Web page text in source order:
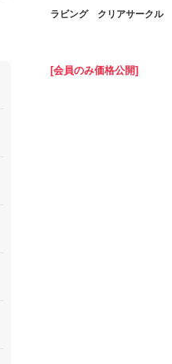
ラビング クリアサークル
[会員のみ価格公開]